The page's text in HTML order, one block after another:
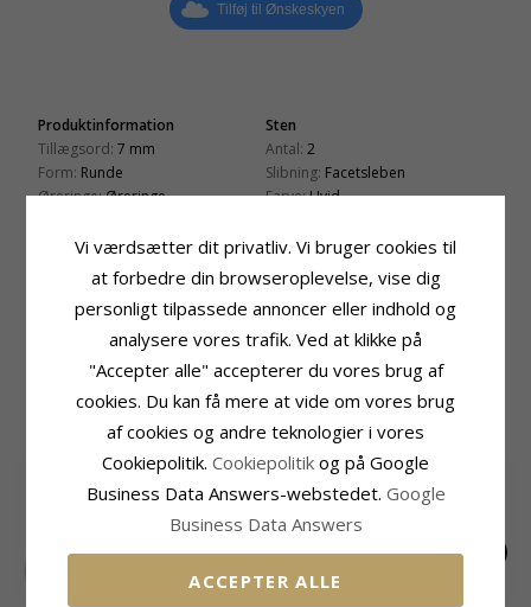
Tilføj til Ønskeskyen
Produktinformation
Tillægsord: 7 mm
Form: Runde
Øreringe:Øreringe
Overflade:Blank
Sten
Antal: 2
Slibning: Facetsleben
Farve:Hvid
Størrelse
Diameter:7 mm
Leveringstid
Leveringstid: 2-3 Hverdage
KUNDER DER HAR KØBT DENNE HAR
OGSÁ KØBT
Vi værdsætter dit privatliv. Vi bruger cookies til
at forbedre din browseroplevelse, vise dig
personligt tilpassede annoncer eller indhold og
analysere vores trafik. Ved at klikke på
"Accepter alle" accepterer du vores brug af
cookies. Du kan få mere at vide om vores brug
af cookies og andre teknologier i vores
Cookiepolitik. Cookiepolitik og på Google
Business Data Answers-webstedet. Google
Business Data Answers
ACCEPTER ALLE